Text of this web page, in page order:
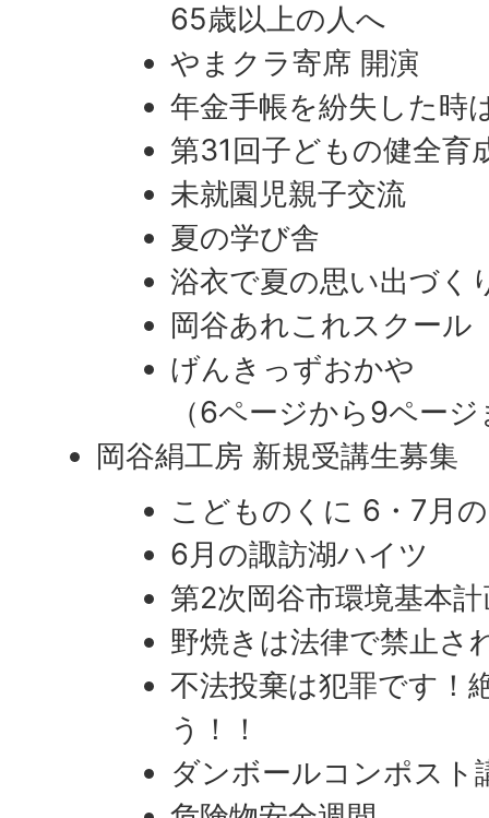
65歳以上の人へ
やまクラ寄席 開演
年金手帳を紛失した時
第31回子どもの健全育
未就園児親子交流
夏の学び舎
浴衣で夏の思い出づく
岡谷あれこれスクール
げんきっずおかや
（6ページから9ペー
岡谷絹工房 新規受講生募集
こどものくに 6・7月
6月の諏訪湖ハイツ
第2次岡谷市環境基本
野焼きは法律で禁止さ
不法投棄は犯罪です！
う！！
ダンボールコンポスト